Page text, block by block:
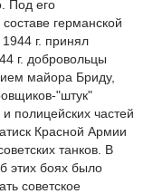
Под его
германской
г. принял
г. добровольцы
майора Бриду,
"штук"
полицейских частей
Красной Армии
танков. В
этих боях было
советское